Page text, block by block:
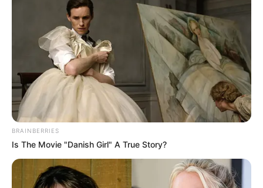
A Look Inside
Why Big Bang Theory Fans Despise These 8
BRAINBERRIES
Is The Movie "Danish Girl" A True Story?